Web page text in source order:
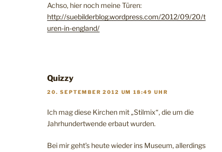
Achso, hier noch meine Türen:
http://suebilderblog.wordpress.com/2012/09/20/t
uren-in-england/
Quizzy
20. SEPTEMBER 2012 UM 18:49 UHR
Ich mag diese Kirchen mit „Stilmix“, die um die
Jahrhundertwende erbaut wurden.
Bei mir geht’s heute wieder ins Museum, allerdings